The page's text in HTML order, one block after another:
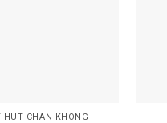
HÚT CHÂN KHÔNG